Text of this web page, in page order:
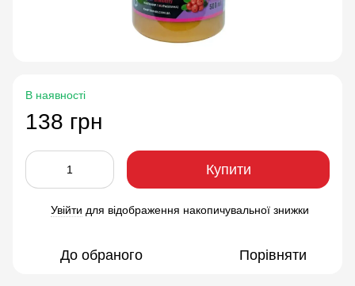
В наявності
138 грн
Купити
Увійти для відображення накопичувальної знижки
До обраного Порівняти